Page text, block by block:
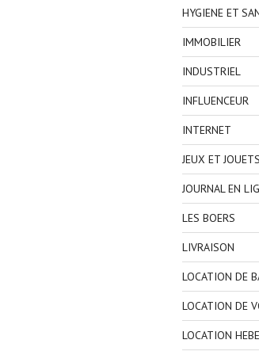
HYGIENE ET
IMMOBILIER
INDUSTRIEL
INFLUENCEUR
INTERNET
JEUX ET JOUETS
JOURNAL EN
LES BOERS
LIVRAISON
LOCATION DE
LOCATION DE
LOCATION